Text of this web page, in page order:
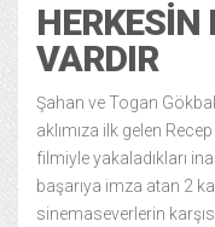
HERKESIN
VARDIR
Şahan ve Togan
aklımıza ilk gelen
filmiyle yakaladıkları
başarıya imza atan 2
sinemaseverlerin